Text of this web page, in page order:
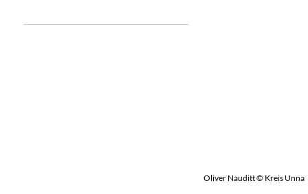
Oliver Nauditt © Kreis Unna